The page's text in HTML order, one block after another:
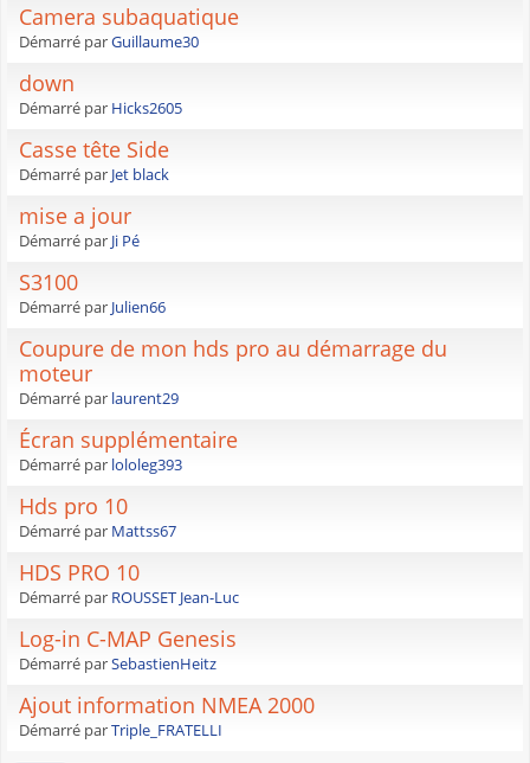
Camera subaquatique
Démarré parGuillaume30
down
Démarré par Hicks2605
Casse tête Side
Démarré par Jet black
mise a jour
Démarré par Ji Pé
S3100
Démarré par Julien66
Coupure de mon hds pro au démarrage du
moteur
Démarré par laurent29
Écran supplémentaire
Démarré par lololeg393
Hds pro 10
Démarré par Mattss67
HDS PRO 10
Démarré par ROUSSET Jean-Luc
Log-in C-MAP Genesis
Démarré parSebastienHeitz
Ajout information NMEA 2000
Démarré parTriple_FRATELLI